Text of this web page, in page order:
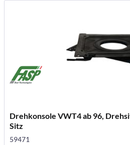
Drehkonsole VWT4 ab 96,
Sitz
59471